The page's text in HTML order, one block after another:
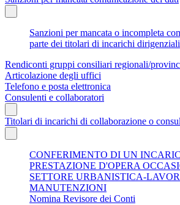
Sanzioni per mancata o incompleta
parte dei titolari di incarichi dirigenziali
Rendiconti gruppi consiliari regionali/
Articolazione degli uffici
Telefono e posta elettronica
Consulenti e collaboratori
Titolari di incarichi di collaborazione o
CONFERIMENTO DI UN
PRESTAZIONE D'OPERA
SETTORE URBANISTICA-
MANUTENZIONI
Nomina Revisore dei Conti